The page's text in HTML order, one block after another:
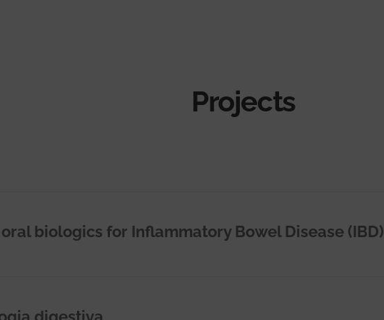
Projects
biologics for Inflammatory Bowel Disease (IBD)
digestiva